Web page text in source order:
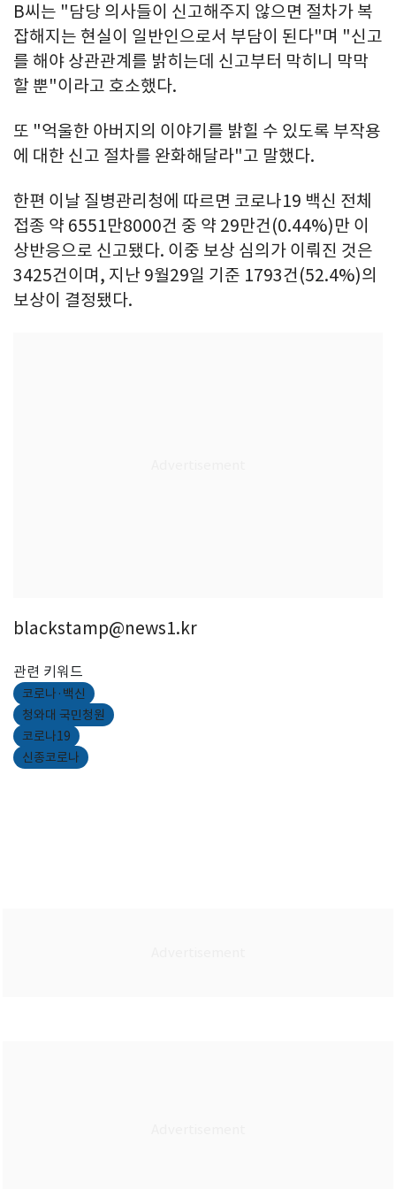
B씨는 "담당 의사들이 신고해주지 않으면 절차가 복
잡해지는 현실이 일반인으로서 부담이 된다"며 "신고
를 해야 상관관계를 밝히는데 신고부터 막히니 막막
할 뿐"이라고 호소했다.
또 "억울한 아버지의 이야기를 밝힐 수 있도록 부작용
에 대한 신고 절차를 완화해달라"고 말했다.
한편 이날 질병관리청에 따르면 코로나19 백신 전체
접종 약 6551만8000건 중 약 29만건(0.44%)만 이
상반응으로 신고됐다. 이중 보상 심의가 이뤄진 것은
3425건이며, 지난 9월29일 기준 1793건(52.4%)의
보상이 결정됐다.
blackstamp@news1.kr
관련 키워드
코로나·백신
청와대 국민청원
코로나19
신종코로나